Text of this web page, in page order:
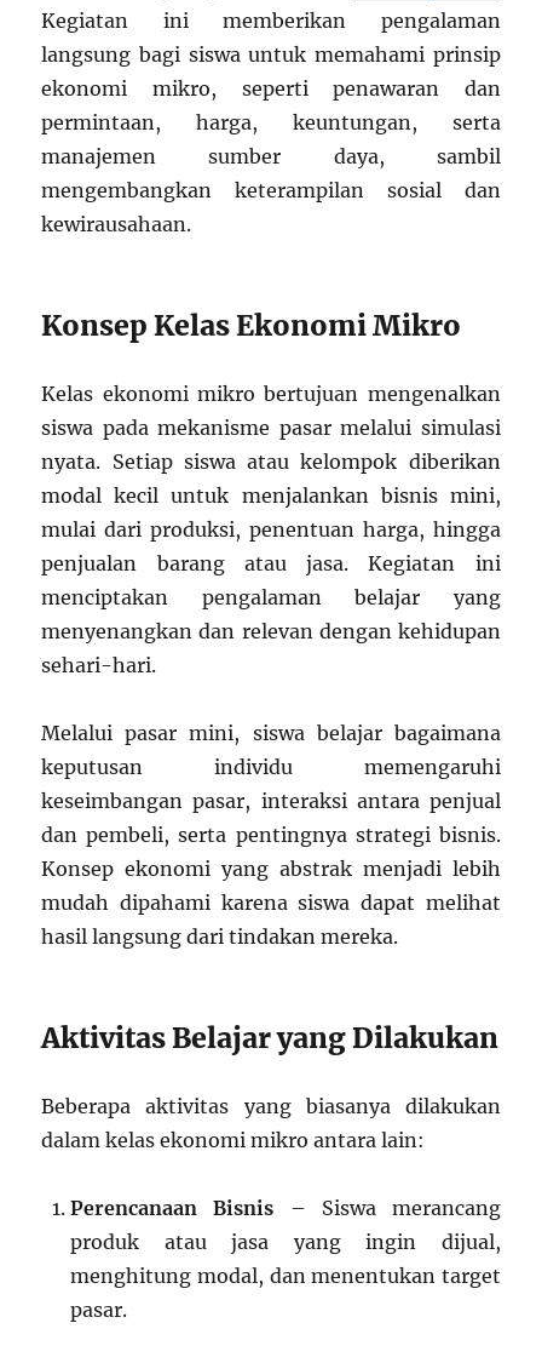
Kegiatan ini memberikan pengalaman
langsung bagi siswa untuk memahami prinsip
ekonomi mikro, seperti penawaran dan
permintaan, harga, keuntungan, serta
manajemen sumber daya, sambil
mengembangkan keterampilan sosial dan
kewirausahaan.
Konsep Kelas Ekonomi Mikro
Kelas ekonomi mikro bertujuan mengenalkan
siswa pada mekanisme pasar melalui simulasi
nyata. Setiap siswa atau kelompok diberikan
modal kecil untuk menjalankan bisnis mini,
mulai dari produksi, penentuan harga, hingga
penjualan barang atau jasa. Kegiatan ini
menciptakan pengalaman belajar yang
menyenangkan dan relevan dengan kehidupan
sehari-hari.
Melalui pasar mini, siswa belajar bagaimana
keputusan individu memengaruhi
keseimbangan pasar, interaksi antara penjual
dan pembeli, serta pentingnya strategi bisnis.
Konsep ekonomi yang abstrak menjadi lebih
mudah dipahami karena siswa dapat melihat
hasil langsung dari tindakan mereka.
Aktivitas Belajar yang Dilakukan
Beberapa aktivitas yang biasanya dilakukan
dalam kelas ekonomi mikro antara lain:
Perencanaan Bisnis – Siswa merancang
produk atau jasa yang ingin dijual,
menghitung modal, dan menentukan target
pasar.